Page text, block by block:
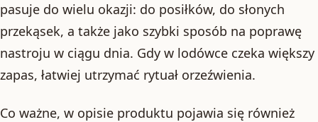
pasuje do wielu okazji: do posiłków, do słonych
przekąsek, a także jako szybki sposób na poprawę
nastroju w ciągu dnia. Gdy w lodówce czeka większy
zapas, łatwiej utrzymać rytuał orzeźwienia.
Co ważne, w opisie produktu pojawia się również